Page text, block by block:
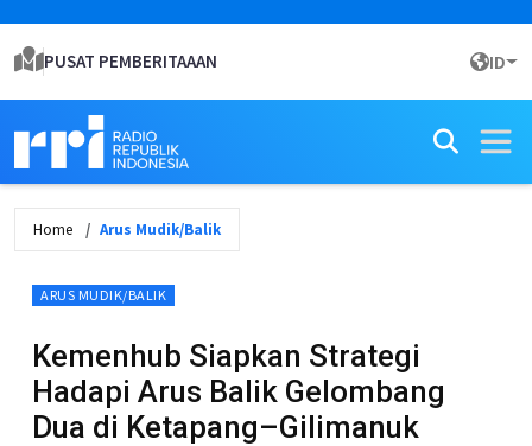
PUSAT PEMBERITAAAN ID
Home Arus Mudik/Balik
ARUS MUDIK/BALIK
Kemenhub Siapkan Strategi
Hadapi Arus Balik Gelombang
Dua di Ketapang–Gilimanuk